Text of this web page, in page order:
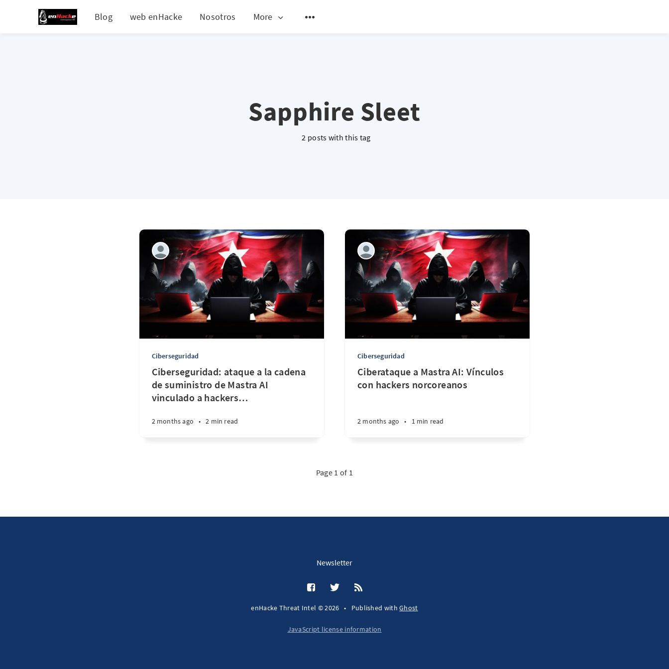
Blog web enHacke Nosotros More
Sapphire Sleet
2 posts with this tag
Ciberseguridad
Ciberseguridad: ataque a la cadena
de suministro de Mastra AI
vinculado a hackers…
2 months ago • 2 min read
Ciberseguridad
Ciberataque a Mastra AI: Vínculos
con hackers norcoreanos
2 months ago • 1 min read
Page 1 of 1
Newsletter
enHacke Threat Intel © 2026 • Published withGhost
JavaScript license information